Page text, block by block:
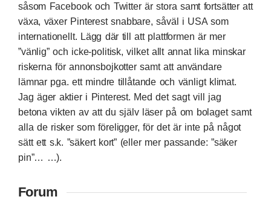
såsom Facebook och Twitter är stora samt fortsätter att
växa, växer Pinterest snabbare, såväl i USA som
internationellt. Lägg där till att plattformen är mer
”vänlig” och icke-politisk, vilket allt annat lika minskar
riskerna för annonsbojkotter samt att användare
lämnar pga. ett mindre tillåtande och vänligt klimat.
Jag äger aktier i Pinterest. Med det sagt vill jag
betona vikten av att du själv läser på om bolaget samt
alla de risker som föreligger, för det är inte på något
sätt ett s.k. ”säkert kort” (eller mer passande: ”säker
pin”… …).
Forum